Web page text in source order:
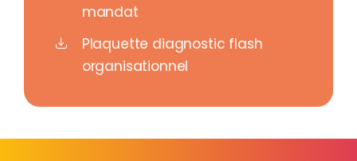
mandat
Plaquette diagnostic flash
organisationnel